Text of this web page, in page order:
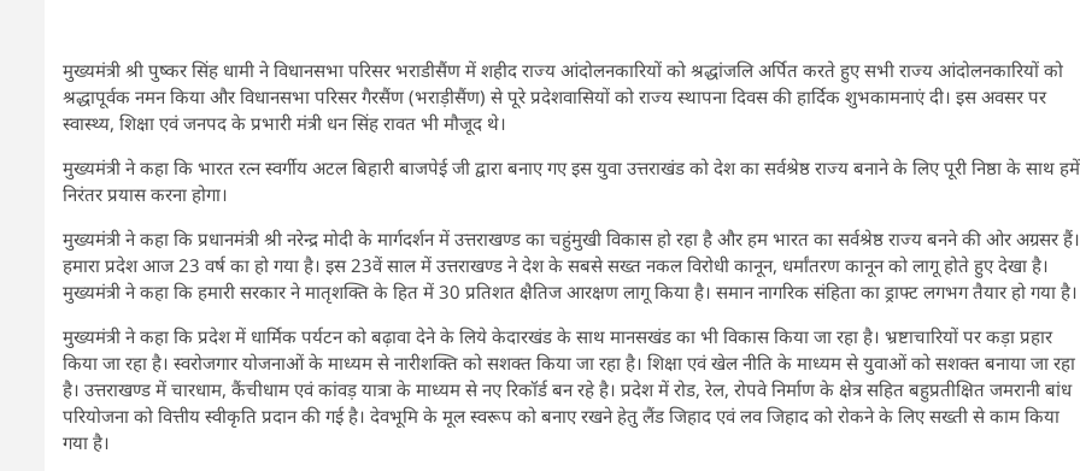
मुख्यमंत्री श्री पुष्कर सिंह धामी ने विधानसभा परिसर भराडीसैंण में शहीद राज्य आंदोलनकारियों को श्रद्धांजलि अर्पित करते हुए सभी राज्य आंदोलनकारियों को
श्रद्धापूर्वक नमन किया और विधानसभा परिसर गैरसैंण (भराड़ीसैंण) से पूरे प्रदेशवासियों को राज्य स्थापना दिवस की हार्दिक शुभकामनाएं दी। इस अवसर पर
स्वास्थ्य, शिक्षा एवं जनपद के प्रभारी मंत्री धन सिंह रावत भी मौजूद थे।
मुख्यमंत्री ने कहा कि भारत रत्न स्वर्गीय अटल बिहारी बाजपेई जी द्वारा बनाए गए इस युवा उत्तराखंड को देश का सर्वश्रेष्ठ राज्य बनाने के लिए पूरी निष्ठा के साथ हमें
निरंतर प्रयास करना होगा।
मुख्यमंत्री ने कहा कि प्रधानमंत्री श्री नरेन्द्र मोदी के मार्गदर्शन में उत्तराखण्ड का चहुंमुखी विकास हो रहा है और हम भारत का सर्वश्रेष्ठ राज्य बनने की ओर अग्रसर हैं।
हमारा प्रदेश आज 23 वर्ष का हो गया है। इस 23वें साल में उत्तराखण्ड ने देश के सबसे सख्त नकल विरोधी कानून, धर्मांतरण कानून को लागू होते हुए देखा है।
मुख्यमंत्री ने कहा कि हमारी सरकार ने मातृशक्ति के हित में 30 प्रतिशत क्षैतिज आरक्षण लागू किया है। समान नागरिक संहिता का ड्राफ्ट लगभग तैयार हो गया है।
मुख्यमंत्री ने कहा कि प्रदेश में धार्मिक पर्यटन को बढ़ावा देने के लिये केदारखंड के साथ मानसखंड का भी विकास किया जा रहा है। भ्रष्टाचारियों पर कड़ा प्रहार
किया जा रहा है। स्वरोजगार योजनाओं के माध्यम से नारीशक्ति को सशक्त किया जा रहा है। शिक्षा एवं खेल नीति के माध्यम से युवाओं को सशक्त बनाया जा रहा
है। उत्तराखण्ड में चारधाम, कैंचीधाम एवं कांवड़ यात्रा के माध्यम से नए रिकॉर्ड बन रहे है। प्रदेश में रोड, रेल, रोपवे निर्माण के क्षेत्र सहित बहुप्रतीक्षित जमरानी बांध
परियोजना को वित्तीय स्वीकृति प्रदान की गई है। देवभूमि के मूल स्वरूप को बनाए रखने हेतु लैंड जिहाद एवं लव जिहाद को रोकने के लिए सख्ती से काम किया
गया है।